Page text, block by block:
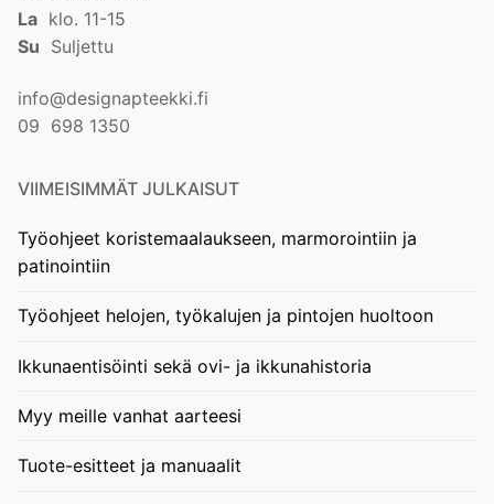
La klo. 11-15
Su Suljettu
info@designapteekki.fi
09 698 1350
VIIMEISIMMÄT JULKAISUT
Työohjeet koristemaalaukseen, marmorointiin ja
patinointiin
Työohjeet helojen, työkalujen ja pintojen huoltoon
Ikkunaentisöinti sekä ovi- ja ikkunahistoria
Myy meille vanhat aarteesi
Tuote-esitteet ja manuaalit